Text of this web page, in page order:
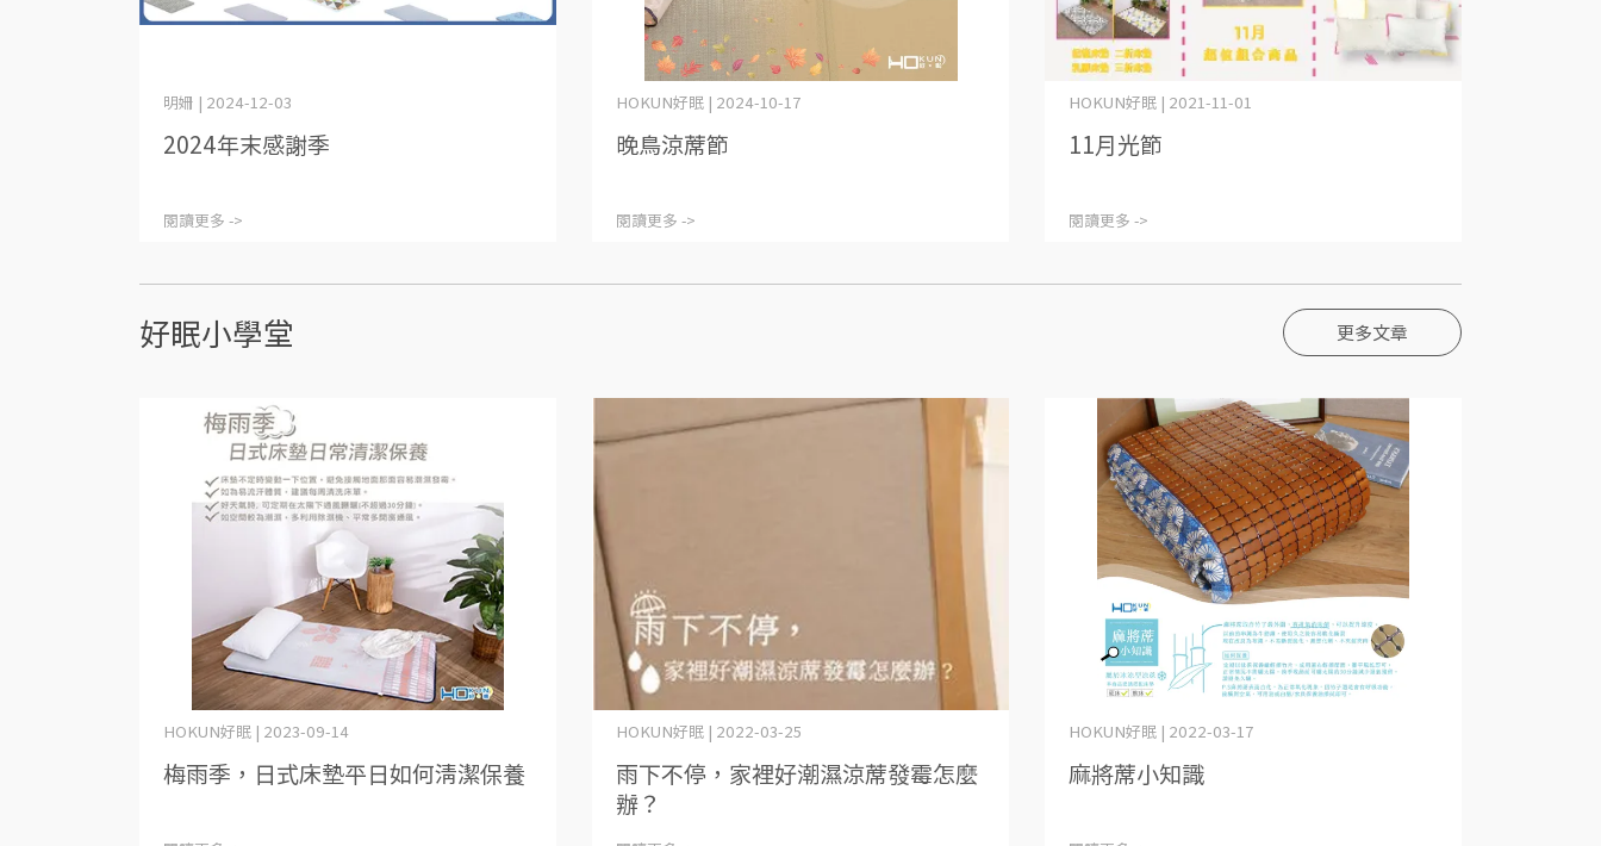
明姍 | 2024-12-03
2024年末感謝季
閱讀更多 ->
HOKUN好眠 | 2024-10-17
晚鳥涼蓆節
閱讀更多 ->
HOKUN好眠 | 2021-11-01
11月光節
閱讀更多 ->
好眠小學堂 更多文章
HOKUN好眠 | 2023-09-14
梅雨季，日式床墊平日如何清潔保養
HOKUN好眠 | 2022-03-25
雨下不停，家裡好潮濕涼蓆發霉怎麼
辦？
HOKUN好眠 | 2022-03-17
麻將蓆小知識